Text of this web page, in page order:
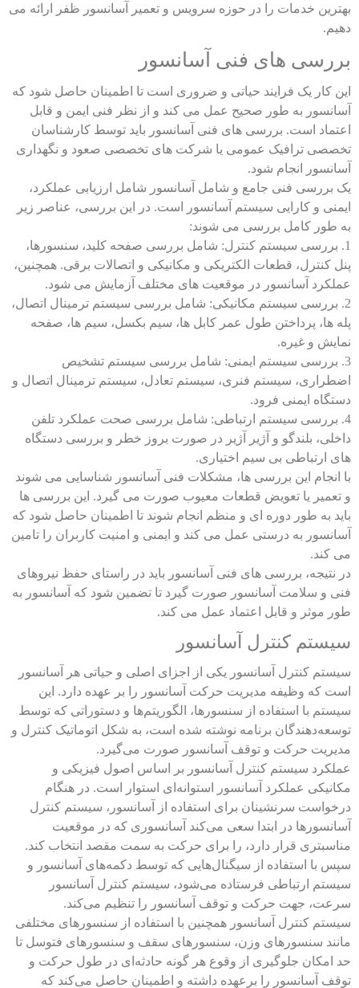
بهترین خدمات را در حوزه سرویس و تعمیر آسانسور ظفر ارائه می
دهیم.
بررسی های فنی آسانسور
این کار یک فرایند حیاتی و ضروری است تا اطمینان حاصل شود که
آسانسور به طور صحیح عمل می کند و از نظر فنی ایمن و قابل
اعتماد است. بررسی های فنی آسانسور باید توسط کارشناسان
تخصصی ترافیک عمومی یا شرکت های تخصصی صعود و نگهداری
آسانسور انجام شود.
یک بررسی فنی جامع و شامل آسانسور شامل ارزیابی عملکرد،
ایمنی و کارایی سیستم آسانسور
است. در این بررسی، عناصر زیر
به طور کامل بررسی می شوند:
1. بررسی سیستم کنترل: شامل بررسی صفحه کلید، سنسورها،
پنل کنترل، قطعات الکتریکی و مکانیکی و اتصالات برقی. همچنین،
عملکرد آسانسور در موقعیت های مختلف آزمایش می شود.
2. بررسی سیستم مکانیکی: شامل بررسی سیستم ترمینال اتصال،
پله ها، پرداختن طول عمر کابل ها، سیم بکسل، سیم ها، صفحه
نمایش و غیره.
3. بررسی سیستم ایمنی: شامل بررسی سیستم تشخیص
اضطراری، سیستم فنری، سیستم تعادل، سیستم ترمینال اتصال و
دستگاه ایمنی فرود.
4. بررسی سیستم ارتباطی: شامل بررسی صحت عملکرد تلفن
داخلی، بلندگو و آژیر آژیر در صورت بروز خطر و بررسی دستگاه
های ارتباطی بی سیم اختیاری.
با انجام این بررسی ها، مشکلات فنی آسانسور شناسایی می شوند
و تعمیر یا تعویض قطعات معیوب صورت می گیرد. این بررسی ها
باید به طور دوره ای و منظم انجام شوند تا اطمینان حاصل شود که
آسانسور به درستی عمل می کند و ایمنی و امنیت کاربران را تامین
می کند.
در نتیجه، بررسی های فنی آسانسور باید در راستای حفظ نیروهای
فنی و سلامت آسانسور صورت گیرد تا تضمین شود که آسانسور به
طور موثر و قابل اعتماد عمل می کند.
سیستم کنترل آسانسور
سیستم کنترل آسانسور یکی از اجزای اصلی و حیاتی هر آسانسور
است که وظیفه مدیریت حرکت آسانسور را بر عهده دارد. این
سیستم با استفاده از سنسورها، الگوریتم‌ها و دستوراتی که توسط
توسعه‌دهندگان برنامه نوشته شده است، به شکل اتوماتیک کنترل و
مدیریت حرکت و توقف آسانسور صورت می‌گیرد.
عملکرد سیستم کنترل آسانسور بر اساس اصول فیزیکی و
مکانیکی عملکرد آسانسور استوانه‌ای استوار است. در هنگام
درخواست سرنشینان برای استفاده از آسانسور، سیستم کنترل
آسانسور‌ها در ابتدا سعی می‌کند آسانسوری که در موقعیت
مناسبتری قرار دارد، را برای حرکت به سمت مقصد انتخاب کند.
سپس با استفاده از سیگنال‌هایی که توسط دکمه‌های آسانسور و
سیستم ارتباطی فرستاده می‌شود، سیستم کنترل آسانسور
سرعت، جهت حرکت و توقف آسانسور را تنظیم می‌کند.
سیستم کنترل آسانسور همچنین با استفاده از سنسورهای مختلفی
مانند سنسورهای وزن، سنسورهای سقف و سنسورهای فتوسل تا
حد امکان جلوگیری از وقوع هر گونه حادثه‌ای در طول حرکت و
توقف آسانسور را برعهده داشته و اطمینان حاصل می‌کند که